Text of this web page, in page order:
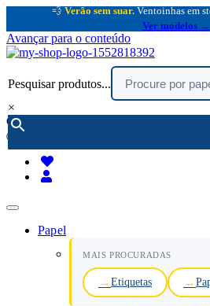
💨 Verão sem suar. Ventoinhas em
Ver modelos →
Avançar para o conteúdo
Pesquisar produtos...
×
encomendar por telefone :
(chamada rede fixa nacional)
Papel
MAIS PROCURADAS
Etiquetas